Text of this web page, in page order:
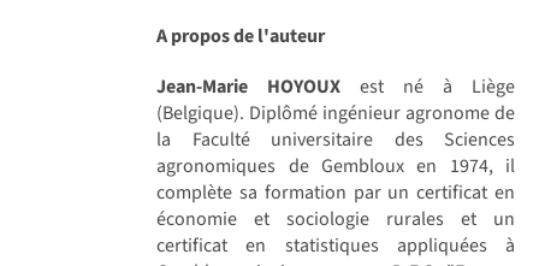
A propos de l'auteur
Jean-Marie HOYOUX est né à Liège
(Belgique). Diplômé ingénieur agronome de
la Faculté universitaire des Sciences
agronomiques de Gembloux en 1974, il
complète sa formation par un certificat en
économie et sociologie rurales et un
certificat en statistiques appliquées à